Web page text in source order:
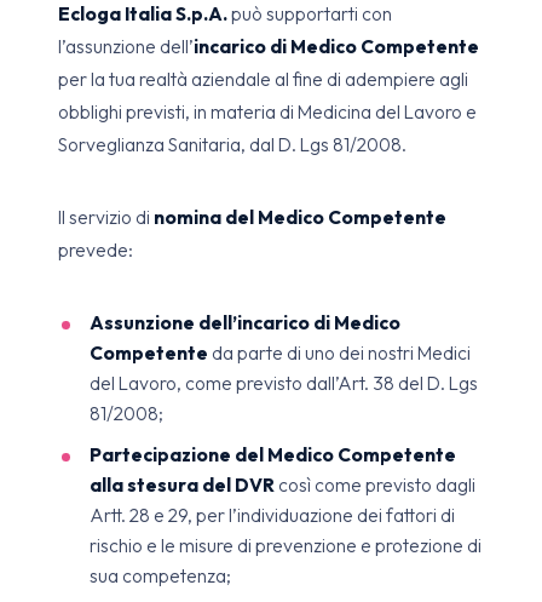
Ecloga Italia S.p.A.può supportarti con
l’assunzione dell’incarico di Medico Competente
per la tua realtà aziendale al fine di adempiere agli
obblighi previsti, in materia di Medicina del Lavoro e
Sorveglianza Sanitaria, dal D. Lgs 81/2008.
Il servizio di nomina del Medico Competente
prevede:
Assunzione dell’incarico di Medico
Competente da parte di uno dei nostri Medici
del Lavoro, come previsto dall’Art. 38 del D. Lgs
81/2008;
Partecipazione del Medico Competente
alla stesura del DVR così come previsto dagli
Artt. 28 e 29, per l’individuazione dei fattori di
rischio e le misure di prevenzione e protezione di
sua competenza;